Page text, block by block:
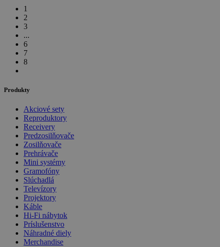
1
2
3
...
6
7
8
Produkty
Akciové sety
Reproduktory
Receivery
Predzosilňovače
Zosilňovače
Prehrávače
Mini systémy
Gramofóny
Slúchadlá
Televízory
Projektory
Káble
Hi-Fi nábytok
Príslušenstvo
Náhradné diely
Merchandise